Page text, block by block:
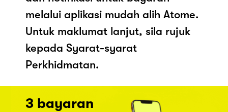
melalui aplikasi mudah alih Atome.
Untuk maklumat lanjut, sila rujuk
kepada Syarat-syarat
Perkhidmatan.
3 bayaran